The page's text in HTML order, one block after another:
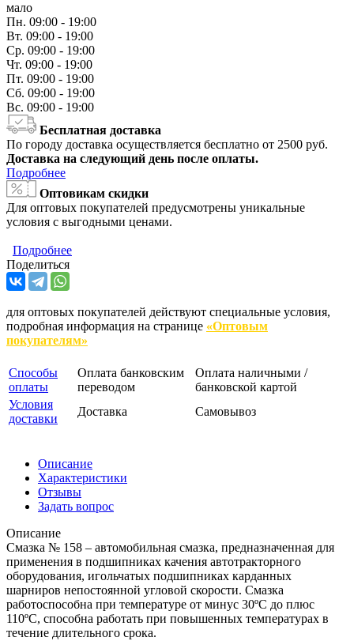
мало
Пн. 09:00 - 19:00
Вт. 09:00 - 19:00
Ср. 09:00 - 19:00
Чт. 09:00 - 19:00
Пт. 09:00 - 19:00
Сб. 09:00 - 19:00
Вс. 09:00 - 19:00
Бесплатная доставка
По городу доставка осуществляется бесплатно от 2500 руб.
Доставка на следующий день после оплаты.
Подробнее
Оптовикам скидки
Для оптовых покупателей предусмотрены уникальные
условия с выгодными ценами.
Подробнее
Поделиться
для оптовых покупателей действуют специальные условия,
подробная информация на странице «Оптовым
покупателям»
Способы
оплаты
Оплата банковским
переводом
Оплата наличными /
банковской картой
Условия
доставки
Доставка Самовывоз
Описание
Характеристики
Отзывы
Задать вопрос
Описание
Смазка № 158 – автомобильная смазка, предназначенная для
применения в подшипниках качения автотракторного
оборудования, игольчатых подшипниках карданных
шарниров непостоянной угловой скорости. Смазка
работоспособна при температуре от минус 30ºС до плюс
110ºС, способна работать при повышенных температурах в
течение длительного срока.